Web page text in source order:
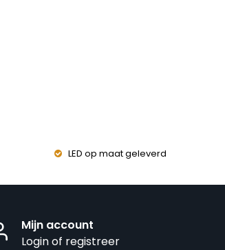
LED op maat geleverd
Mijn account
Login of registreer